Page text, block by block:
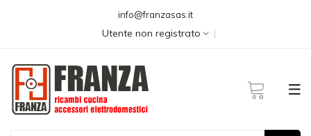
info@franzasas.it
Utente non registrato